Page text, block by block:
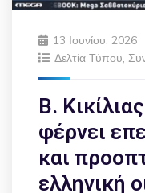
13 Ιουνίου, 2026
Δελτία Τύπου
Β.
φέρνει
και
ελληνική